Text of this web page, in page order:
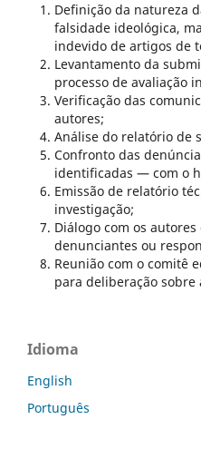
Definição da natureza
falsidade ideológica,
indevido de artigos de
Levantamento da
processo de avaliação
Verificação das
autores;
Análise do relatório de
Confronto das
identificadas — com o
Emissão de relatório
investigação;
Diálogo com os
denunciantes ou
Reunião com o comitê
para deliberação sobre
Idioma
English
Português